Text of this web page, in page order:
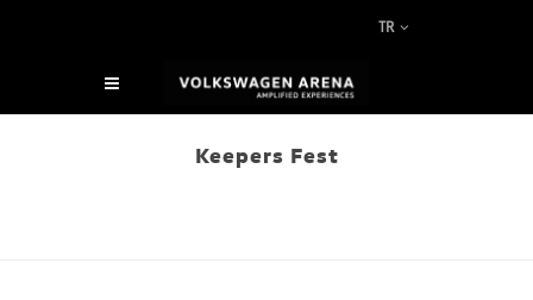
TR
Keepers Fest